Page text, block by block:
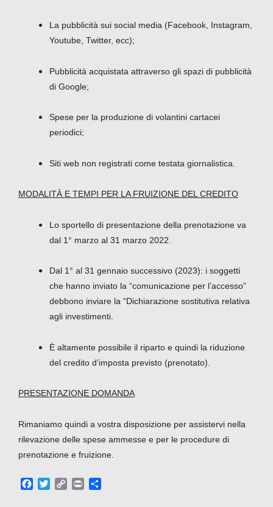
La pubblicità sui social media (Facebook, Instagram,
Youtube, Twitter, ecc);
Pubblicità acquistata attraverso gli spazi di pubblicità
di Google;
Spese per la produzione di volantini cartacei
periodici;
Siti web non registrati come testata giornalistica.
MODALITÀ E TEMPI PER LA FRUIZIONE DEL CREDITO
Lo sportello di presentazione della prenotazione va
dal 1° marzo al 31 marzo 2022.
Dal 1° al 31 gennaio successivo (2023): i soggetti
che hanno inviato la “comunicazione per l’accesso”
debbono inviare la “Dichiarazione sostitutiva relativa
agli investimenti.
È altamente possibile il riparto e quindi la riduzione
del credito d’imposta previsto (prenotato).
PRESENTAZIONE DOMANDA
Rimaniamo quindi a vostra disposizione per assistervi nella
rilevazione delle spese ammesse e per le procedure di
prenotazione e fruizione.
C